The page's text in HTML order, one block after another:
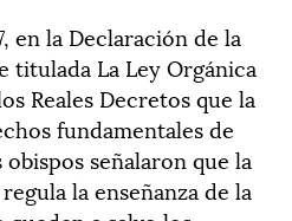
en la Declaración de la
titulada La Ley Orgánica
Reales Decretos que la
fundamentales de
señalaron que la
la enseñanza de la